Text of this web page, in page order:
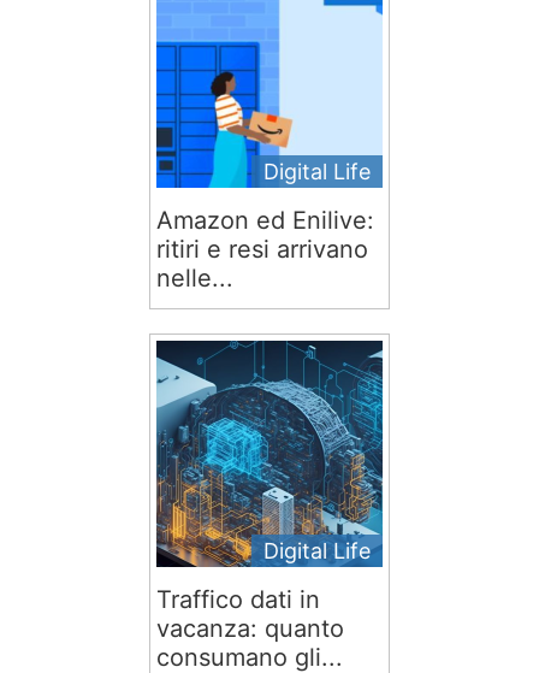
Digital Life
Amazon ed Enilive:
ritiri e resi arrivano
nelle...
Digital Life
Traffico dati in
vacanza: quanto
consumano gli...